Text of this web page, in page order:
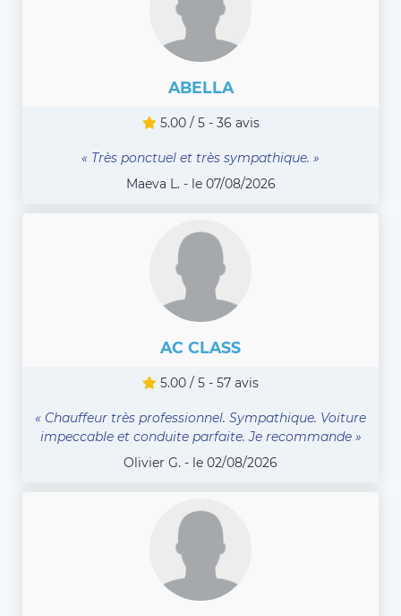
ABELLA
5.00 / 5 - 36 avis
« Très ponctuel et très sympathique. »
Maeva L. - le 07/08/2026
AC CLASS
5.00 / 5 - 57 avis
« Chauffeur très professionnel. Sympathique. Voiture
impeccable et conduite parfaite. Je recommande »
Olivier G. - le 02/08/2026